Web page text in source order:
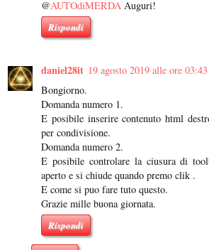
@AUTOdiMERDA Auguri!
Rispondi
daniel28it 19 agosto 2019 alle ore 03:43
Bongiorno.
Domanda numero 1.
E posibile inserire contenuto html
per condivisione.
Domanda numero 2.
E posibile controlare la ciusura di
aperto e si chiude quando premo clik .
E come si puo fare tuto questo.
Grazie mille buona giornata.
Rispondi